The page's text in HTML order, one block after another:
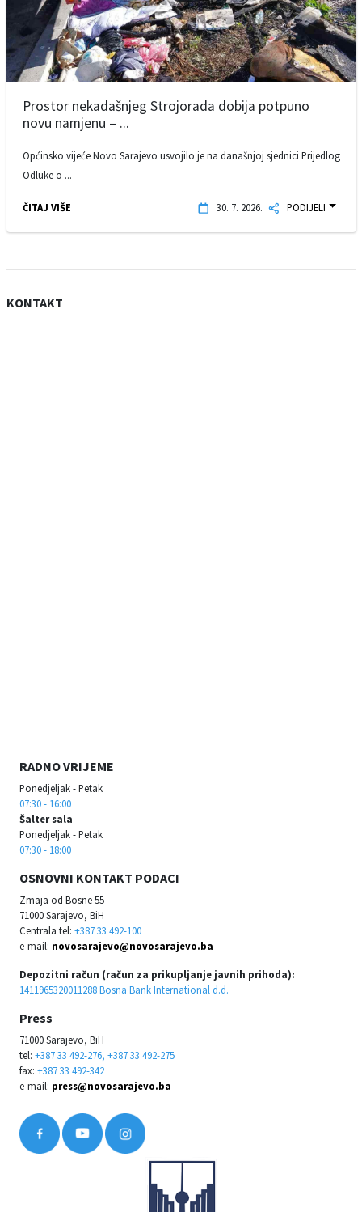
Prostor nekadašnjeg Strojorada dobija potpuno
novu namjenu – ...
Općinsko vijeće Novo Sarajevo usvojilo je na današnjoj sjednici Prijedlog
Odluke o ...
ČITAJ VIŠE 30. 7. 2026. PODIJELI
KONTAKT
RADNO VRIJEME
Ponedjeljak - Petak
07:30 - 16:00
Šalter sala
Ponedjeljak - Petak
07:30 - 18:00
OSNOVNI KONTAKT PODACI
Zmaja od Bosne 55
71000 Sarajevo, BiH
Centrala tel: +387 33 492-100
e-mail: novosarajevo@novosarajevo.ba
Depozitni račun (račun za prikupljanje javnih prihoda):
1411965320011288 Bosna Bank International d.d.
Press
71000 Sarajevo, BiH
tel: +387 33 492-276, +387 33 492-275
fax: +387 33 492-342
e-mail: press@novosarajevo.ba